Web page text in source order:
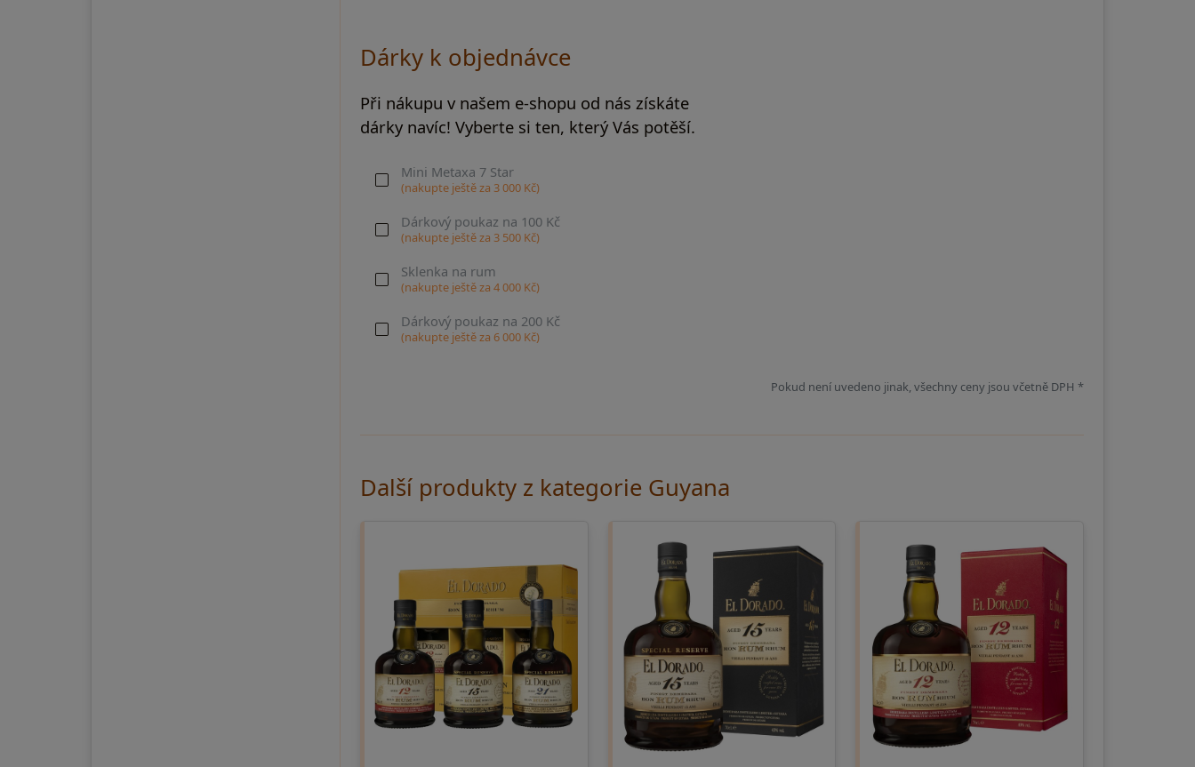
Dárky k objednávce
Při nákupu v našem e-shopu od nás získáte
dárky navíc! Vyberte si ten, který Vás potěší.
Mini Metaxa 7 Star
(nakupte ještě za 3 000 Kč)
Dárkový poukaz na 100 Kč
(nakupte ještě za 3 500 Kč)
Sklenka na rum
(nakupte ještě za4 000 Kč)
Dárkový poukaz na 200 Kč
(nakupte ještě za6 000 Kč)
Pokud není uvedeno jinak, všechny ceny jsou včetně DPH *
Další produkty z kategorie Guyana